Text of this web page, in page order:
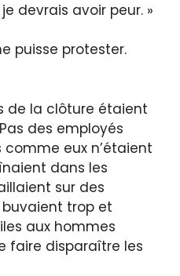
devrais avoir peur. »
puisse protester.
de la clôture étaient
des employés
eux n’étaient
dans les
sur des
trop et
aux hommes
faire disparaître les